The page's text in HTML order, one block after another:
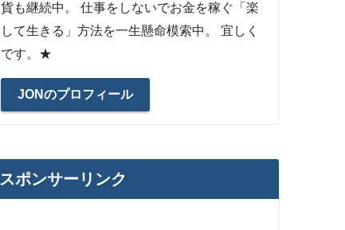
貨も継続中。 仕事をしないでお金を稼ぐ「楽
して生きる」方法を一生懸命模索中。 宜しく
です。★
JONのプロフィール
スポンサーリンク